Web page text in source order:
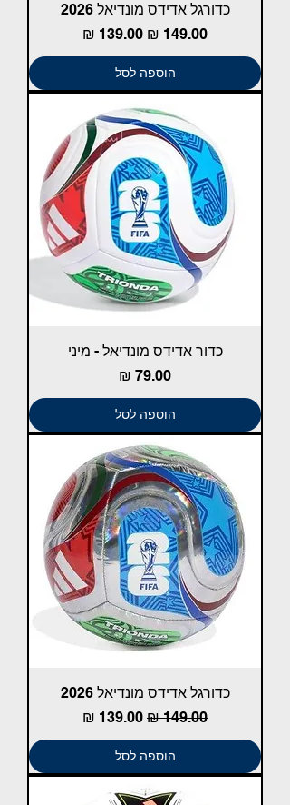
כדורגל אדידס מונדיאל 2026
מחיר רגיל מחיר מבצע
הוספה לסל
כדור אדידס מונדיאל - מיני
מחיר
הוספה לסל
כדורגל אדידס מונדיאל 2026
מחיר רגיל מחיר מבצע
הוספה לסל